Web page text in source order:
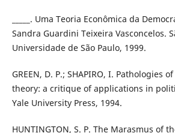
_____. Uma Teoria Econômica da
Sandra Guardini Teixeira Vasconcelos.
Universidade de São Paulo, 1999.
GREEN, D. P.; SHAPIRO, I. Pathologies
theory: a critique of applications in
Yale University Press, 1994.
HUNTINGTON, S. P. The Marasmus of